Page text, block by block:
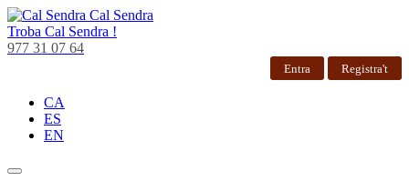
Cal Sendra
Troba Cal Sendra !
977 31 07 64
Entra Registra't
CA
ES
EN